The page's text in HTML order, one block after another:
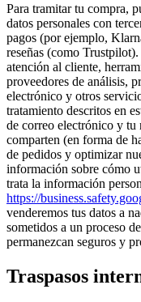
Para tramitar tu compra,
datos personales con
pagos (por ejemplo,
reseñas (como
atención al cliente,
proveedores de análisis,
electrónico y otros
tratamiento descritos en
de correo electrónico y tu
comparten (en forma de
de pedidos y optimizar
información sobre cómo
trata la información
https://
venderemos tus datos a
sometidos a un proceso
permanezcan seguros y
Traspasos